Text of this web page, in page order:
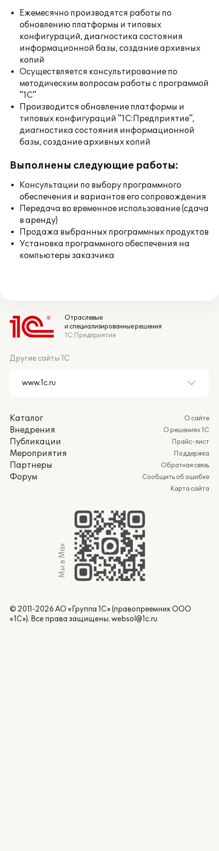
Ежемесячно производятся работы по
обновлению платформы и типовых
конфигураций, диагностика состояния
информационной базы, создание архивных
копий
Осуществляется консультирование по
методическим вопросам работы с программой
"1С"
Производится обновление платформы и
типовых конфигураций "1С:Предприятие",
диагностика состояния информационной
базы, создание архивных копий
Выполнены следующие работы:
Консультации по выбору программного
обеспечения и вариантов его сопровождения
Передача во временное использование (сдача
в аренду)
Продажа выбранных программных продуктов
Установка программного обеспечения на
компьютеры заказчика
Отраслевые
и специализированные решения
1С:Предприятие
Другие сайты 1С
Каталог
Внедрения
Публикации
Мероприятия
Партнеры
Форум
О сайте
О решениях 1С
Прайс-лист
Поддержка
Обратная связь
Сообщить об ошибке
Карта сайта
Мы в Max
© 2011-2026 АО «Группа 1С» (правопреемник ООО
«1С»). Все права защищены. websol@1c.ru